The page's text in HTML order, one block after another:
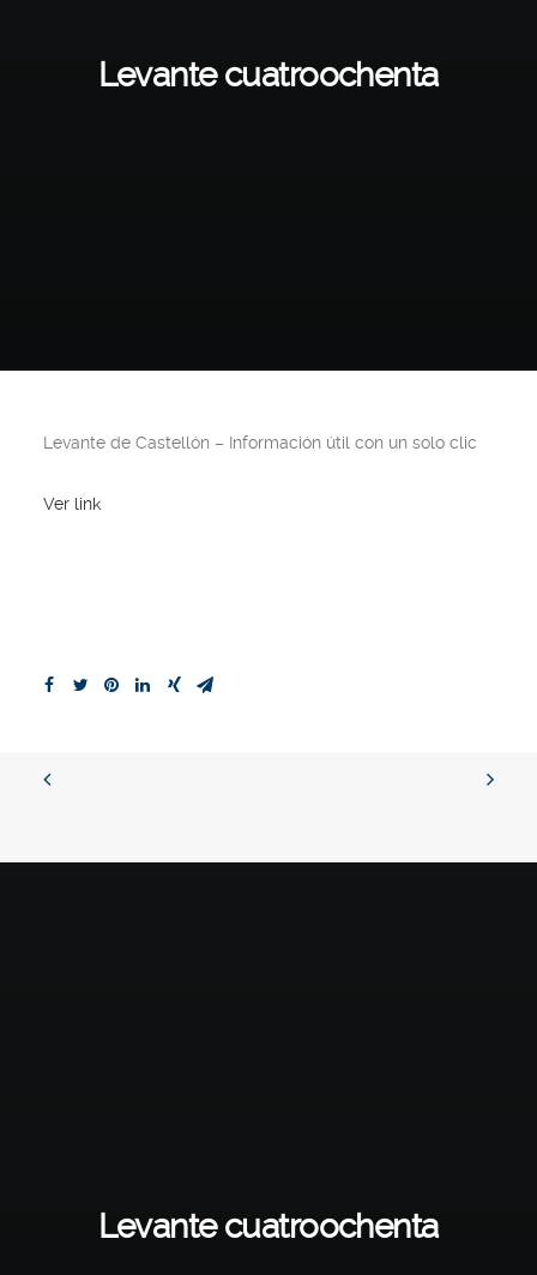
Levante cuatroochenta
Levante de Castellón – Información útil con un solo clic
Ver link
Levante cuatroochenta